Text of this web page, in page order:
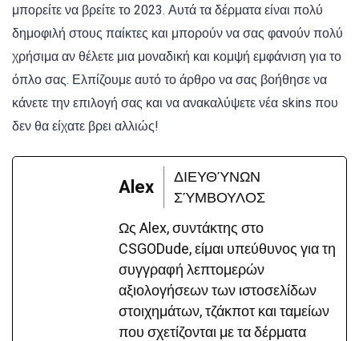
μπορείτε να βρείτε το 2023. Αυτά τα δέρματα είναι πολύ
δημοφιλή στους παίκτες και μπορούν να σας φανούν πολύ
χρήσιμα αν θέλετε μια μοναδική και κομψή εμφάνιση για το
όπλο σας. Ελπίζουμε αυτό το άρθρο να σας βοήθησε να
κάνετε την επιλογή σας και να ανακαλύψετε νέα skins που
δεν θα είχατε βρει αλλιώς!
Alex
ΔΙΕΥΘΎΝΩΝ
ΣΎΜΒΟΥΛΟΣ
Ως Alex, συντάκτης στο
CSGODude, είμαι υπεύθυνος για τη
συγγραφή λεπτομερών
αξιολογήσεων των ιστοσελίδων
στοιχημάτων, τζάκποτ και ταμείων
που σχετίζονται με τα δέρματα